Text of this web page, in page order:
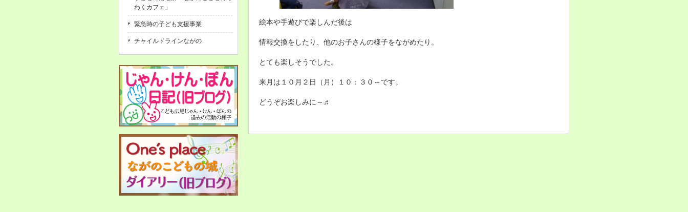
絵本や手遊びで楽しんだ後は
情報交換をしたり、他のお子さんの様子をながめたり。
とても楽しそうでした。
来月は１０月２日（月）１０：３０～です。
どうぞお楽しみに～♬
わくカフェ」
緊急時の子ども支援事業
チャイルドラインながの